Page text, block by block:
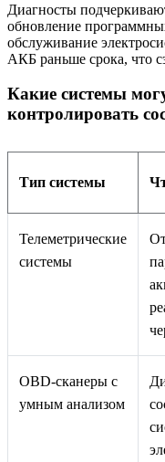
Диагносты
обновление
обслуживание
АКБ раньше срока, что
Какие системы
контролировать
Тип системы
Телеметрические
системы
OBD‑сканеры с
умным анализом